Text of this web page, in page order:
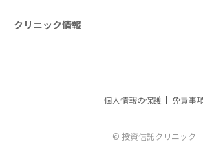
クリニック情報
個人情報の保護 免責事
© 投資信託クリニック